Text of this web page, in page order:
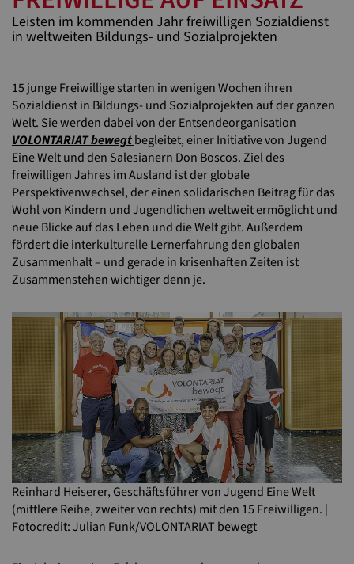
Leisten im kommenden Jahr freiwilligen Sozialdienst
in weltweiten Bildungs- und Sozialprojekten
15 junge Freiwillige starten in wenigen Wochen ihren
Sozialdienst in Bildungs- und Sozialprojekten auf der ganzen
Welt. Sie werden dabei von der Entsendeorganisation
VOLONTARIAT bewegtbegleitet, einer Initiative von Jugend
Eine Welt und den Salesianern Don Boscos. Ziel des
freiwilligen Jahres im Ausland ist der globale
Perspektivenwechsel, der einen solidarischen Beitrag für das
Wohl von Kindern und Jugendlichen weltweit ermöglicht und
neue Blicke auf das Leben und die Welt gibt. Außerdem
fördert die interkulturelle Lernerfahrung den globalen
Zusammenhalt – und gerade in krisenhaften Zeiten ist
Zusammenstehen wichtiger denn je.
Reinhard Heiserer, Geschäftsführer von Jugend Eine Welt
(mittlere Reihe, zweiter von rechts) mit den 15 Freiwilligen. |
Fotocredit: Julian Funk/VOLONTARIAT bewegt